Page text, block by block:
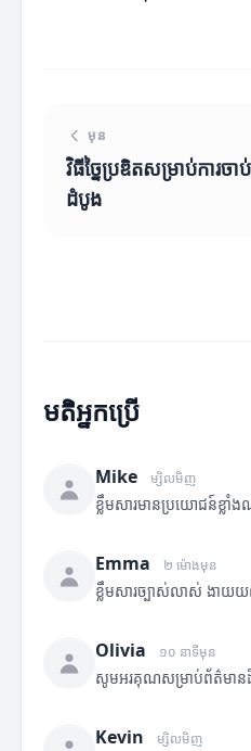
មុន
វិធីច្នៃប្រឌិតសម្រាប់ការច
ដំបូង
មតិអ្នកប្រើ
Mike ម្សិលមិញ
ខ្លឹមសារមានប្រយោជន៍ខ្លាំ
Emma ២ ម៉ោងមុន
ខ្លឹមសារច្បាស់លាស់ ងា
Olivia ១០ នាទីមុន
សូមអរគុណសម្រាប់ព័ត៌មានដ៏
Kevin ម្សិលមិញ